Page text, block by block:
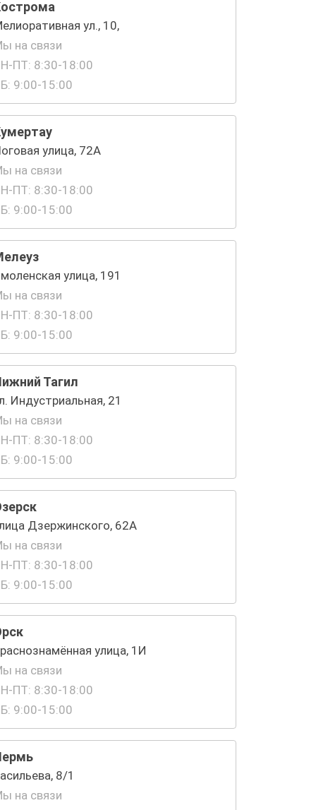
ул., 10,
на связи
ПТ: 8:30-18:00
9:00-15:00
улица, 72А
на связи
ПТ: 8:30-18:00
9:00-15:00
улица, 191
на связи
ПТ: 8:30-18:00
9:00-15:00
Тагил
Индустриальная, 21
на связи
ПТ: 8:30-18:00
9:00-15:00
Дзержинского, 62А
на связи
ПТ: 8:30-18:00
9:00-15:00
улица, 1И
на связи
ПТ: 8:30-18:00
9:00-15:00
8/1
на связи